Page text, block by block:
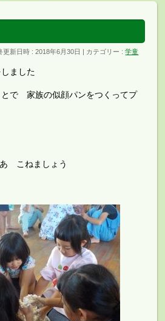
更新日時 : 2018年6月30日 カテゴリー :学童
ました
とで 家族の似顔パンをつくってプ
こねましょう